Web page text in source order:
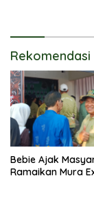
Bebie Ajak
Ramaikan Mura